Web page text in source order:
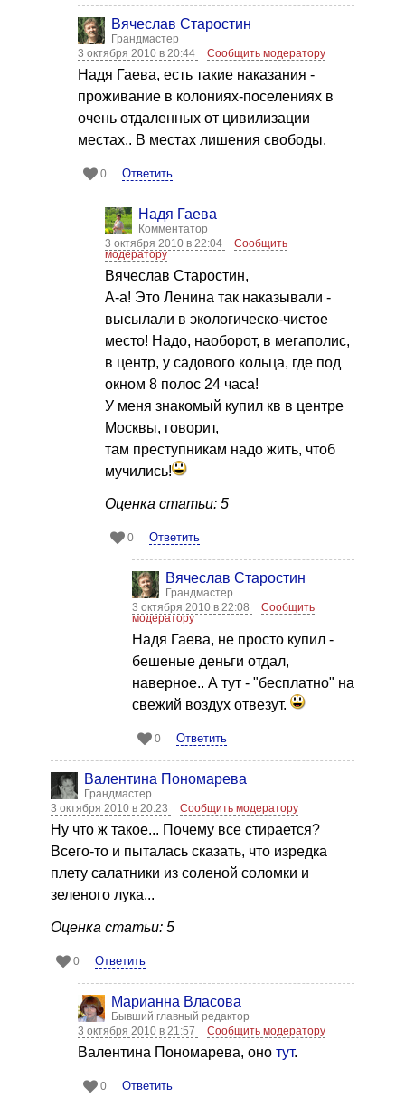
Вячеслав Старостин
Грандмастер
3 октября 2010 в 20:44
Сообщить модератору
Надя Гаева, есть такие наказания -
проживание в колониях-поселениях в
очень отдаленных от цивилизации
местах.. В местах лишения свободы.
0 Ответить
Надя Гаева
Комментатор
3 октября 2010 в 22:04
Сообщить
модератору
Вячеслав Старостин,
А-а! Это Ленина так наказывали -
высылали в экологическо-чистое
место! Надо, наоборот, в мегаполис,
в центр, у садового кольца, где под
окном 8 полос 24 часа!
У меня знакомый купил кв в центре
Москвы, говорит,
там преступникам надо жить, чтоб
мучились!
Оценка статьи: 5
0 Ответить
Вячеслав Старостин
Грандмастер
3 октября 2010 в 22:08
Сообщить
модератору
Надя Гаева, не просто купил -
бешеные деньги отдал,
наверное.. А тут - "бесплатно" на
свежий воздух отвезут.
0 Ответить
Валентина Пономарева
Грандмастер
3 октября 2010 в 20:23
Сообщить модератору
Ну что ж такое... Почему все стирается?
Всего-то и пыталась сказать, что изредка
плету салатники из соленой соломки и
зеленого лука...
Оценка статьи: 5
0 Ответить
Марианна Власова
Бывший главный редактор
3 октября 2010 в 21:57
Сообщить модератору
Валентина Пономарева, оно тут.
0 Ответить